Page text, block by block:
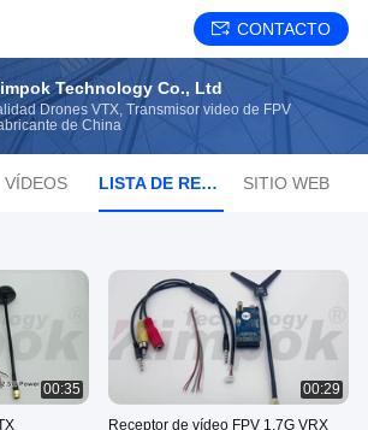
CONTACTO
Technology Co., Ltd
Drones VTX, Transmisor video de FPV
de China
VÍDEOS LISTA DE REPRODUCCIÓN SITIO WEB
00:35 00:29
Receptor de vídeo FPV 1.7G VRX